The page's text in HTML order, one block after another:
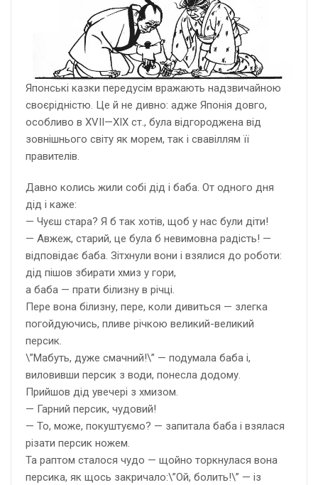
Японські казки передусім вражають надзвичайною
своєрідністю. Це й не дивно: адже Японія довго,
особливо в XVII—XIX ст., була відгороджена від
зовнішнього світу як морем, так і свавіллям її
правителів.
Давно колись жили собі дід і баба. От одного дня
дід і каже:
— Чуєш стара? Я б так хотів, щоб у нас були діти!
— Авжеж, старий, це була б невимовна радість! —
відповідає баба. Зітхнули вони і взялися до роботи:
дід пішов збирати хмиз у гори,
а баба — прати білизну в річці.
Пере вона білизну, пере, коли дивиться — злегка
погойдуючись, пливе річкою великий-великий
персик.
\”Мабуть, дуже смачний!\” — подумала баба і,
виловивши персик з води, понесла додому.
Прийшов дід увечері з хмизом.
— Гарний персик, чудовий!
— То, може, покуштуємо? — запитала баба і взялася
різати персик ножем.
Та раптом сталося чудо — щойно торкнулася вона
персика, як щось закричало:\”Ой, болить!\” — із